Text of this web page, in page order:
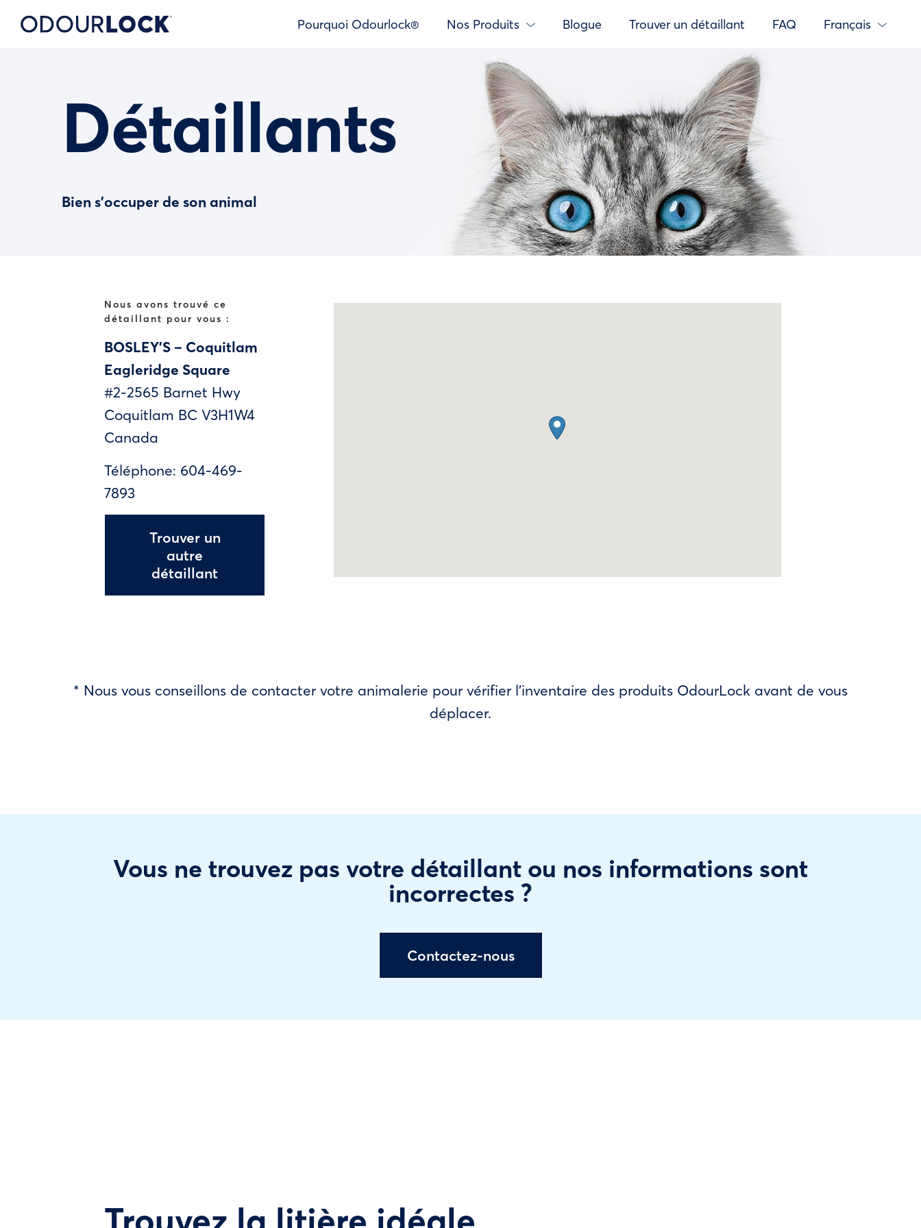
Pourquoi Odourlock® Nos Produits Blogue Trouver un détaillant FAQ Français
Détaillants
Bien s’occuper de son animal
Nous avons trouvé ce
détaillant pour vous :
BOSLEY’S – Coquitlam
Eagleridge Square
#2-2565 Barnet Hwy
Coquitlam BC V3H1W4
Canada
Téléphone: 604-469-
7893
Trouver un
autre
détaillant
* Nous vous conseillons de contacter votre animalerie pour vérifier l’inventaire des produits OdourLock avant de vous
déplacer.
Vous ne trouvez pas votre détaillant ou nos informations sont
incorrectes ?
Contactez-nous